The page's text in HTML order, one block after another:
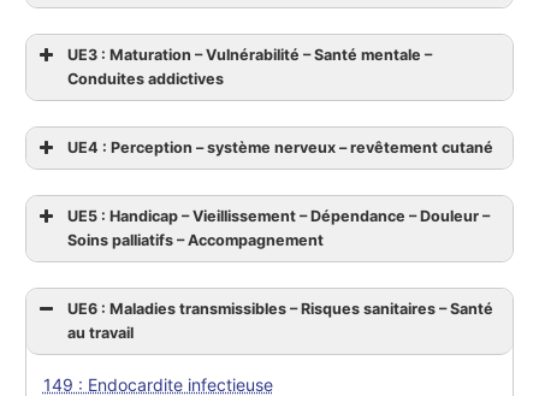
UE3 : Maturation – Vulnérabilité – Santé mentale –
Conduites addictives
UE4 : Perception – système nerveux – revêtement cutané
UE5 : Handicap – Vieillissement – Dépendance – Douleur –
Soins palliatifs – Accompagnement
UE6 : Maladies transmissibles – Risques sanitaires – Santé
au travail
149 : Endocardite infectieuse